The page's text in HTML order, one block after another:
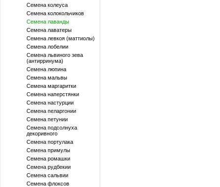
Семена колеуса
Семена колокольчиков
Семена лаванды
Семена лаватеры
Семена левкоя (маттиолы)
Семена лобелии
Семена львиного зева
(антирринума)
Семена люпина
Семена мальвы
Семена маргаритки
Семена наперстянки
Семена настурции
Семена пеларгонии
Семена петунии
Семена подсолнуха
декоривного
Семена портулака
Семена примулы
Семена ромашки
Семена рудбекии
Семена сальвии
Семена флоксов